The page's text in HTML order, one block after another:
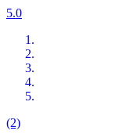
5.0
(2)